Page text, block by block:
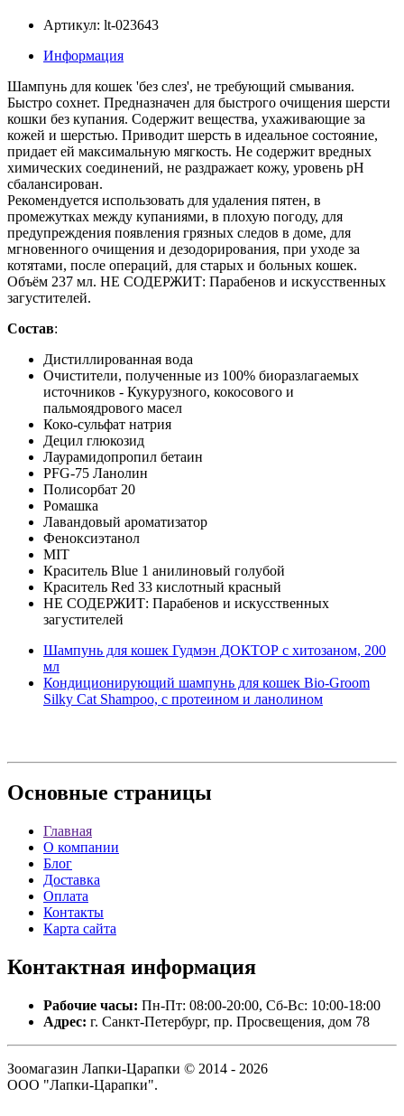
Артикул: lt-023643
Информация
Шампунь для кошек 'без слез', не требующий смывания.
Быстро сохнет. Предназначен для быстрого очищения шерсти
кошки без купания. Содержит вещества, ухаживающие за
кожей и шерстью. Приводит шерсть в идеальное состояние,
придает ей максимальную мягкость. Не содержит вредных
химических соединений, не раздражает кожу, уровень рН
сбалансирован.
Рекомендуется использовать для удаления пятен, в
промежутках между купаниями, в плохую погоду, для
предупреждения появления грязных следов в доме, для
мгновенного очищения и дезодорирования, при уходе за
котятами, после операций, для старых и больных кошек.
Объём 237 мл. НЕ СОДЕРЖИТ: Парабенов и искусственных
загустителей.
Состав:
Дистиллированная вода
Очистители, полученные из 100% биоразлагаемых
источников - Кукурузного, кокосового и
пальмоядрового масел
Коко-сульфат натрия
Децил глюкозид
Лаурамидопропил бетаин
PFG-75 Ланолин
Полисорбат 20
Ромашка
Лавандовый ароматизатор
Феноксиэтанол
MIT
Краситель Blue 1 анилиновый голубой
Краситель Red 33 кислотный красный
НЕ СОДЕРЖИТ: Парабенов и искусственных
загустителей
Шампунь для кошек Гудмэн ДОКТОР с хитозаном, 200
мл
Кондиционирующий шампунь для кошек Bio-Groom
Silky Cat Shampoo, с протеином и ланолином
Основные страницы
Главная
О компании
Блог
Доставка
Оплата
Контакты
Карта сайта
Контактная информация
Рабочие часы: Пн-Пт: 08:00-20:00, Сб-Вс: 10:00-18:00
Адрес: г. Санкт-Петербург, пр. Просвещения, дом 78
Зоомагазин Лапки-Царапки © 2014 - 2026
ООО "Лапки-Царапки".